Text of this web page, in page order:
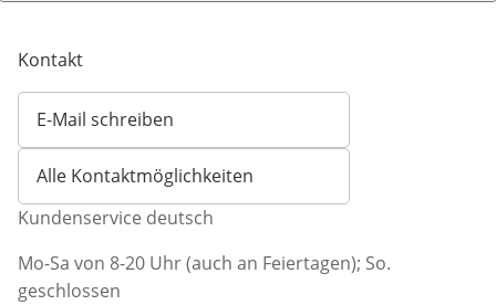
Kontakt
E-Mail schreiben
Öffnet E-Mail-Client
Alle Kontaktmöglichkeiten
Kundenservice deutsch
Mo-Sa von 8-20 Uhr (auch an Feiertagen); So.
geschlossen